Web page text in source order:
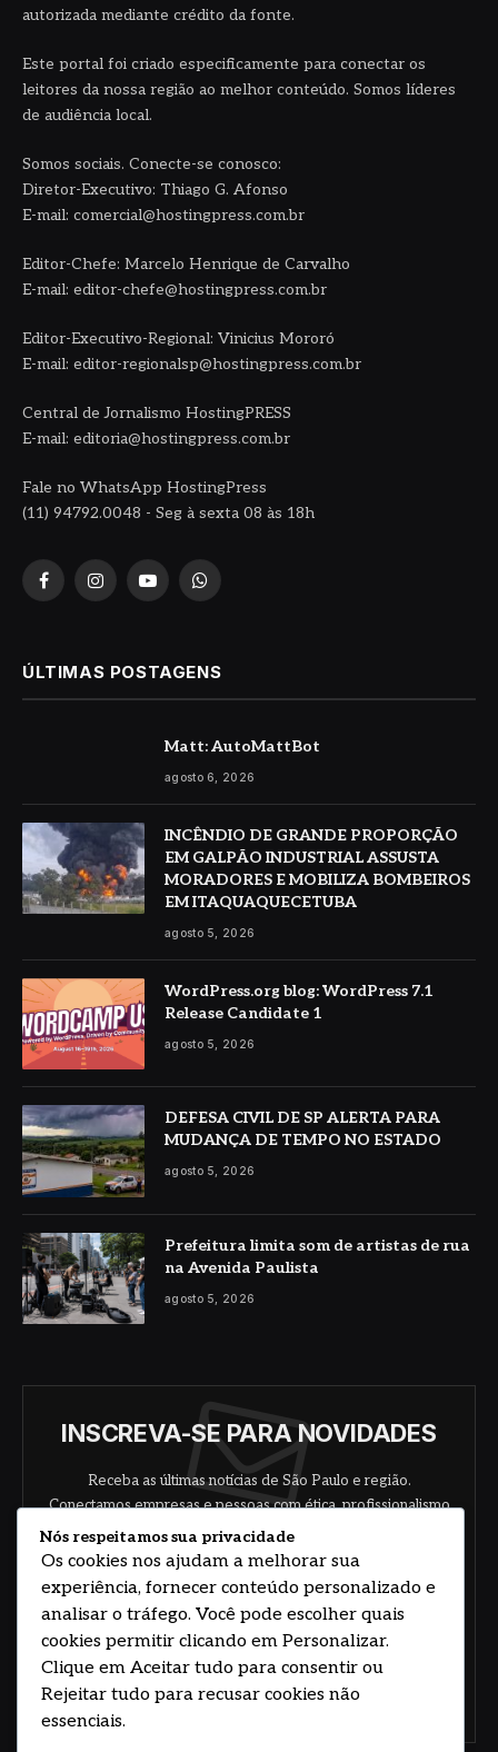
autorizada mediante crédito da fonte.
Este portal foi criado especificamente para conectar os
leitores da nossa região ao melhor conteúdo. Somos líderes
de audiência local.
Somos sociais. Conecte-se conosco:
Diretor-Executivo: Thiago G. Afonso
E-mail: comercial@hostingpress.com.br
Editor-Chefe: Marcelo Henrique de Carvalho
E-mail: editor-chefe@hostingpress.com.br
Editor-Executivo-Regional: Vinicius Mororó
E-mail: editor-regionalsp@hostingpress.com.br
Central de Jornalismo HostingPRESS
E-mail: editoria@hostingpress.com.br
Fale no WhatsApp HostingPress
(11) 94792.0048 - Seg à sexta 08 às 18h
FacebookInstagramYouTubeWhatsApp
ÚLTIMAS POSTAGENS
Matt: AutoMattBot
agosto 6, 2026
INCÊNDIO DE GRANDE PROPORÇÃO
EM GALPÃO INDUSTRIAL ASSUSTA
MORADORES E MOBILIZA BOMBEIROS
EM ITAQUAQUECETUBA
agosto 5, 2026
WordPress.org blog: WordPress 7.1
Release Candidate 1
agosto 5, 2026
DEFESA CIVIL DE SP ALERTA PARA
MUDANÇA DE TEMPO NO ESTADO
agosto 5, 2026
Prefeitura limita som de artistas de rua
na Avenida Paulista
agosto 5, 2026
INSCREVA-SE PARA NOVIDADES
Receba as últimas notícias de São Paulo e região.
Conectamos empresas e pessoas com ética, profissionalismo
e responsabilidade.
Concorde com nossos termos e acordo de
Nós respeitamos sua privacidade
Os cookies nos ajudam a melhorar sua
experiência, fornecer conteúdo personalizado e
analisar o tráfego. Você pode escolher quais
cookies permitir clicando em Personalizar.
Clique em Aceitar tudo para consentir ou
Rejeitar tudo para recusar cookies não
essenciais.